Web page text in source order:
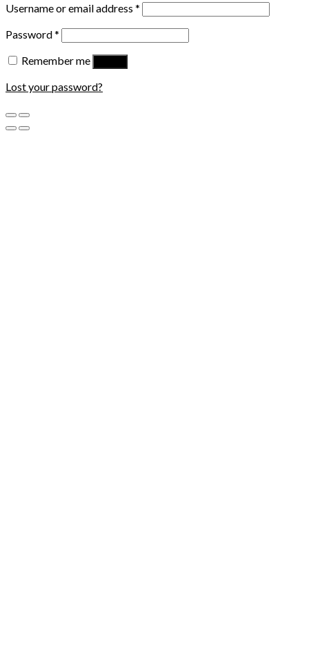
Username or email address *
Password*
Remember me
Lost your password?